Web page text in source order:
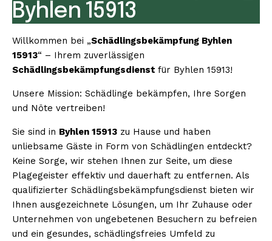
Byhlen 15913
Willkommen bei „Schädlingsbekämpfung Byhlen
15913“ – Ihrem zuverlässigen
Schädlingsbekämpfungsdienst für Byhlen 15913!
Unsere Mission: Schädlinge bekämpfen, Ihre Sorgen
und Nöte vertreiben!
Sie sind in Byhlen 15913 zu Hause und haben
unliebsame Gäste in Form von Schädlingen entdeckt?
Keine Sorge, wir stehen Ihnen zur Seite, um diese
Plagegeister effektiv und dauerhaft zu entfernen. Als
qualifizierter Schädlingsbekämpfungsdienst bieten wir
Ihnen ausgezeichnete Lösungen, um Ihr Zuhause oder
Unternehmen von ungebetenen Besuchern zu befreien
und ein gesundes, schädlingsfreies Umfeld zu